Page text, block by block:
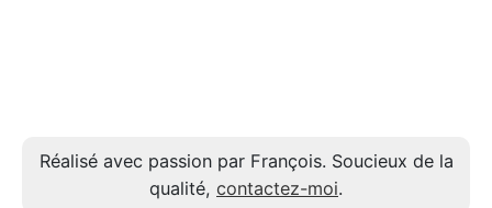
Réalisé avec passion par François. Soucieux de la
qualité, contactez-moi.